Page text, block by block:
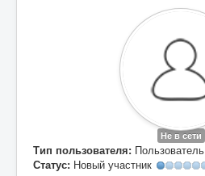
Не в сети
Тип пользователя: Пользователь
Статус: Новый участник